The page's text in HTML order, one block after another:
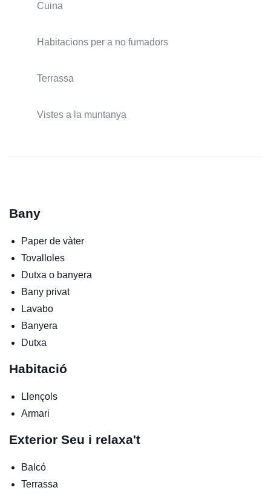
Cuina
Habitacions per a no fumadors
Terrassa
Vistes a la muntanya
Bany
Paper de vàter
Tovalloles
Dutxa o banyera
Bany privat
Lavabo
Banyera
Dutxa
Habitació
Llençols
Armari
Exterior Seu i relaxa't
Balcó
Terrassa